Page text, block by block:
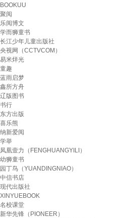
BOOKUU
聚阅
乐阅博文
学而狮童书
长江少年儿童出版社
央视网（CCTVCOM）
易米烊光
童趣
蓝雨启梦
鑫所方舟
辽版图书
书行
东方出版
喜乐熊
纳新爱阅
学举
凤凰壹力（FENGHUANGYILI）
幼狮童书
园丁鸟（YUANDINGNIAO）
中信书店
现代出版社
XINYUEBOOK
名校课堂
新华先锋（PIONEER）